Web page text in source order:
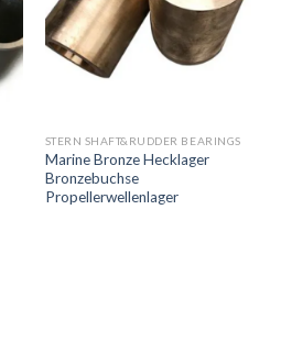
STERN SHAFT&RUDDER BEARINGS
Marine Bronze Hecklager
Bronzebuchse
Propellerwellenlager